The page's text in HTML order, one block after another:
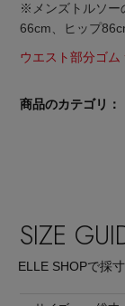
ベーシック
※メンズトルソー
66cm、ヒップ
ウエスト部分ゴム
商品のカテゴリ：
SIZE
ELLE SHOPで採